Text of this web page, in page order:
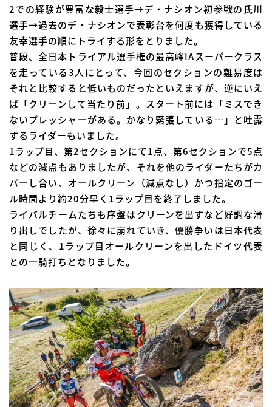
2での経験が豊富な毅士選手→デ・ナシオン初参戦の氏川
選手→過去のデ・ナシオンで表彰台を何度も獲得している
友幸選手の順にトライする形をとりました。
普段、全日本トライアル選手権の最高峰IAスーパークラス
を走っている3人にとって、今回のセクションの難易度は
それと比較すると低いものだったといえますが、逆にいえ
ば「クリーンして当たり前」。スタート前には「ミスでき
ないプレッシャーがある。かなり緊張している…」と吐露
するライダーもいました。
1ラップ目、第2セクションにて1点、第6セクションで5点
などの減点もありましたが、それを他のライダーたちがカ
バーし合い、オールクリーン（減点なし）かつ指定のゴー
ル時間より約20分早く1ラップ目を終了しました。
ライバルチームたちも序盤はクリーンを出すなど好調な滑
り出しでしたが、徐々に崩れていき、優勝争いは日本代表
と同じく、1ラップ目オールクリーンを出したドイツ代表
との一騎打ちとなりました。